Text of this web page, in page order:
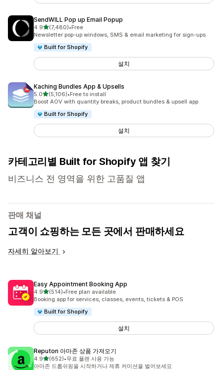
SendWILL Pop up Email Popup
4.9별 5개 중
(7,480)
총 리뷰 7480개
•Free
Newsletter pop-up windows, SMS & email marketing for sign-ups
Built for Shopify
설치
Kaching Bundles App & Upsells
5.0별 5개 중
(5,106)
총 리뷰 5106개
•Free to install
Boost AOV with quantity breaks, product bundles & upsell app
Built for Shopify
설치
카테고리별 Built for Shopify 앱 찾기
비즈니스 전 영역을 위한 고품질 앱
판매 채널
고객이 쇼핑하는 모든 곳에서 판매하세요
자세히 알아보기
Easy Appointment Booking App
4.9별 5개 중
(514)
총 리뷰 514개
•Free plan available
Booking app for services, classes, events, tickets & POS
Built for Shopify
설치
Reputon 아마존 상품 가져오기
4.9별 5개 중
(652)
총 리뷰 652개
•무료 플랜 사용 가능
아마존 드롭쉬핑을 시작하거나 제휴 커미션을 벌어보세요